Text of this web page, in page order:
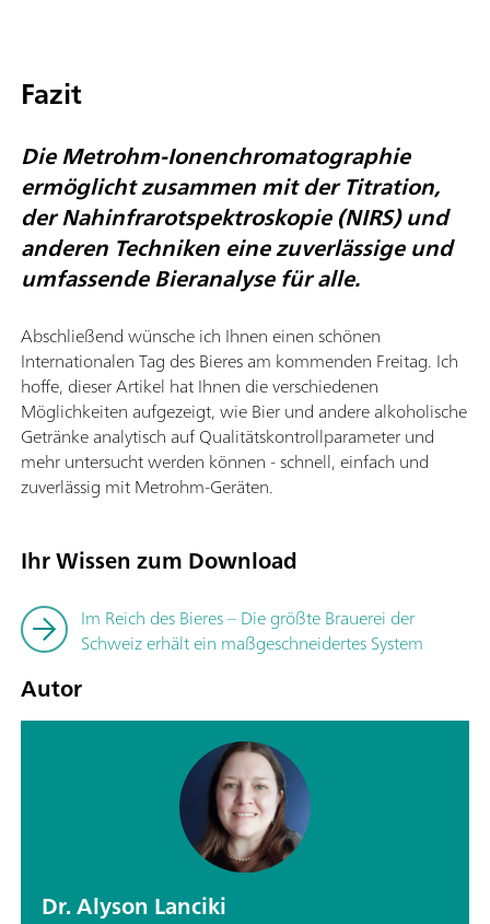
Fazit
Die Metrohm-Ionenchromatographie
ermöglicht zusammen mit der Titration,
der Nahinfrarotspektroskopie (NIRS) und
anderen Techniken eine zuverlässige und
umfassende Bieranalyse für alle.
Abschließend wünsche ich Ihnen einen schönen
Internationalen Tag des Bieres am kommenden Freitag. Ich
hoffe, dieser Artikel hat Ihnen die verschiedenen
Möglichkeiten aufgezeigt, wie Bier und andere alkoholische
Getränke analytisch auf Qualitätskontrollparameter und
mehr untersucht werden können - schnell, einfach und
zuverlässig mit Metrohm-Geräten.
Ihr Wissen zum Download
Im Reich des Bieres – Die größte Brauerei der
Schweiz erhält ein maßgeschneidertes System
Autor
Dr. Alyson Lanciki